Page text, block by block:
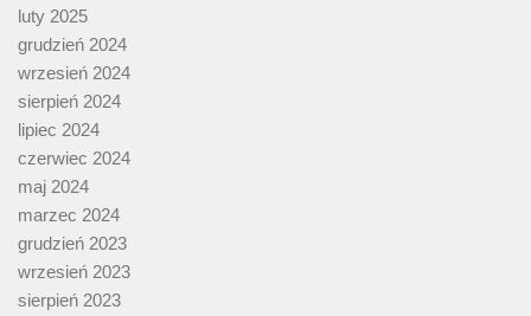
luty 2025
grudzień 2024
wrzesień 2024
sierpień 2024
lipiec 2024
czerwiec 2024
maj 2024
marzec 2024
grudzień 2023
wrzesień 2023
sierpień 2023